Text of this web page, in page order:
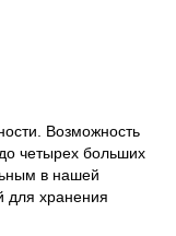
Возможность
четырех больших
в нашей
для хранения